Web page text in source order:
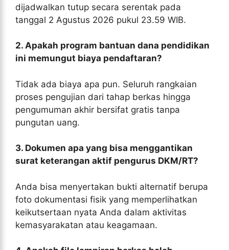
dijadwalkan tutup secara serentak pada
tanggal 2 Agustus 2026 pukul 23.59 WIB.
2. Apakah program bantuan dana pendidikan
ini memungut biaya pendaftaran?
Tidak ada biaya apa pun. Seluruh rangkaian
proses pengujian dari tahap berkas hingga
pengumuman akhir bersifat gratis tanpa
pungutan uang.
3. Dokumen apa yang bisa menggantikan
surat keterangan aktif pengurus DKM/RT?
Anda bisa menyertakan bukti alternatif berupa
foto dokumentasi fisik yang memperlihatkan
keikutsertaan nyata Anda dalam aktivitas
kemasyarakatan atau keagamaan.